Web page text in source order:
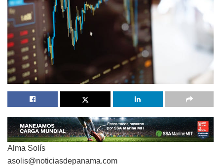
Alma Solís
asolis@noticiasdepanama.com